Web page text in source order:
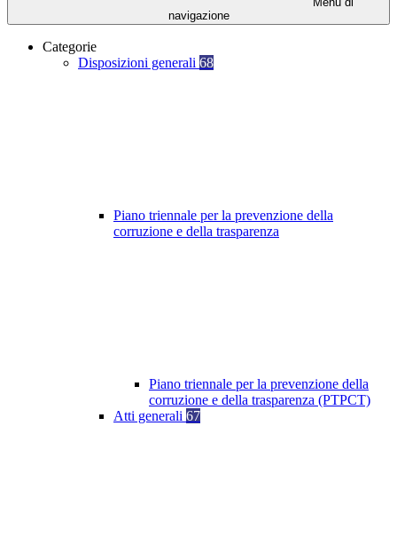
navigazione
Categorie
Disposizioni generali 68
Piano triennale per la prevenzione della
corruzione e della trasparenza
Piano triennale per la prevenzione della
corruzione e della trasparenza (PTPCT)
Atti generali 67